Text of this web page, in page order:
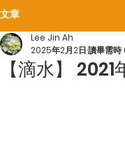
文章
【滴水】 2021
Lee Jin Ah
2025年2月2日讀畢需時